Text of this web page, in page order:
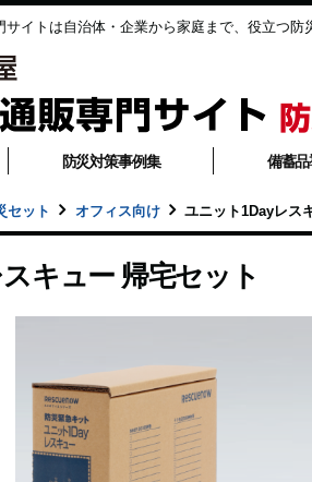
イトは自治体・企業から家庭まで、役立つ防
防災対策事例集 備蓄
セット オフィス向け ユニット1Dayレス
キュー 帰宅セット